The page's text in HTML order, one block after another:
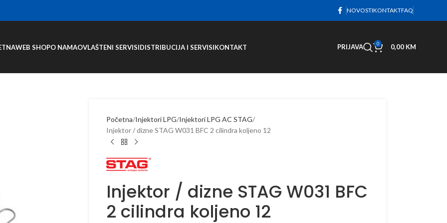
NOVOSTIKONTAKTFAQ
WEB SHOPO NAMAOVLAŠTENI SERVISIDISTRIBUCIJA I SERVISIKONTAKT PRIJAVA 0 0,00 KM
Početna Injektori LPG Injektori LPG AC STAG
Injektor / dizne STAG W031 BFC 2 cilindra koljeno 12
Injektor / dizne STAG W031 BFC
2 cilindra koljeno 12